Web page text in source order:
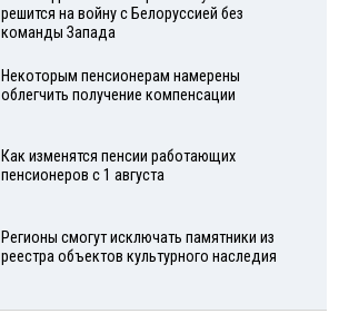
решится на войну с Белоруссией без
команды Запада
Некоторым пенсионерам намерены
облегчить получение компенсации
Как изменятся пенсии работающих
пенсионеров с 1 августа
Регионы смогут исключать памятники из
реестра объектов культурного наследия